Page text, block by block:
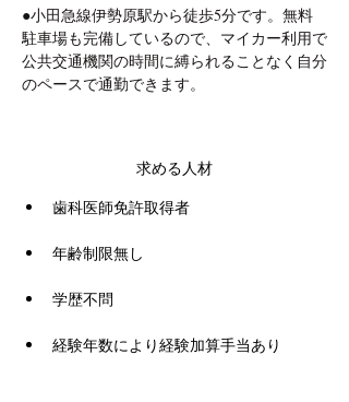
●小田急線伊勢原駅から徒歩5分です。無料
駐車場も完備しているので、マイカー利用で
公共交通機関の時間に縛られることなく自分
のペースで通勤できます。
求める人材
歯科医師免許取得者
年齢制限無し
学歴不問
経験年数により経験加算手当あり